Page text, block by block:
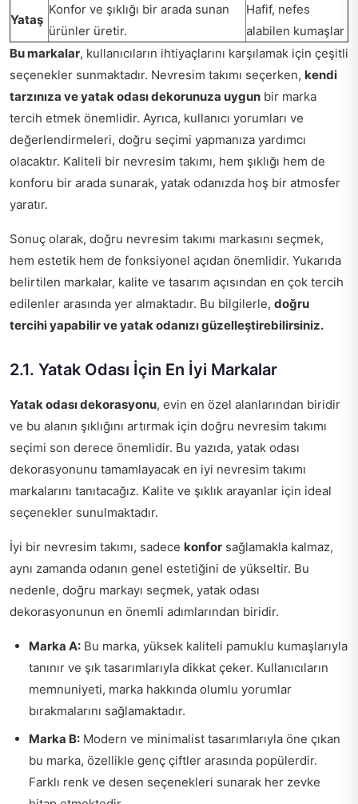
Yataş
Konfor ve şıklığı bir arada sunan
ürünler üretir.
Hafif, nefes
alabilen kumaşlar
Bu markalar, kullanıcıların ihtiyaçlarını karşılamak için çeşitli
seçenekler sunmaktadır. Nevresim takımı seçerken, kendi
tarzınıza ve yatak odası dekorunuza uygun bir marka
tercih etmek önemlidir. Ayrıca, kullanıcı yorumları ve
değerlendirmeleri, doğru seçimi yapmanıza yardımcı
olacaktır. Kaliteli bir nevresim takımı, hem şıklığı hem de
konforu bir arada sunarak, yatak odanızda hoş bir atmosfer
yaratır.
Sonuç olarak, doğru nevresim takımı markasını seçmek,
hem estetik hem de fonksiyonel açıdan önemlidir. Yukarıda
belirtilen markalar, kalite ve tasarım açısından en çok tercih
edilenler arasında yer almaktadır. Bu bilgilerle, doğru
tercihi yapabilir ve yatak odanızı güzelleştirebilirsiniz.
2.1. Yatak Odası İçin En İyi Markalar
Yatak odası dekorasyonu, evin en özel alanlarından biridir
ve bu alanın şıklığını artırmak için doğru nevresim takımı
seçimi son derece önemlidir. Bu yazıda, yatak odası
dekorasyonunu tamamlayacak en iyi nevresim takımı
markalarını tanıtacağız. Kalite ve şıklık arayanlar için ideal
seçenekler sunulmaktadır.
İyi bir nevresim takımı, sadece konfor sağlamakla kalmaz,
aynı zamanda odanın genel estetiğini de yükseltir. Bu
nedenle, doğru markayı seçmek, yatak odası
dekorasyonunun en önemli adımlarından biridir.
Marka A: Bu marka, yüksek kaliteli pamuklu kumaşlarıyla
tanınır ve şık tasarımlarıyla dikkat çeker. Kullanıcıların
memnuniyeti, marka hakkında olumlu yorumlar
bırakmalarını sağlamaktadır.
Marka B: Modern ve minimalist tasarımlarıyla öne çıkan
bu marka, özellikle genç çiftler arasında popülerdir.
Farklı renk ve desen seçenekleri sunarak her zevke